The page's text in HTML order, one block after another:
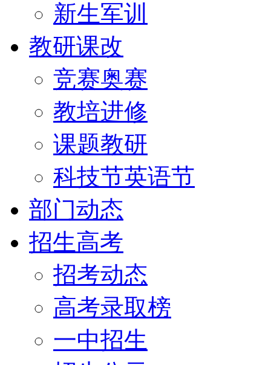
新生军训
教研课改
竞赛奥赛
教培进修
课题教研
科技节英语节
部门动态
招生高考
招考动态
高考录取榜
一中招生